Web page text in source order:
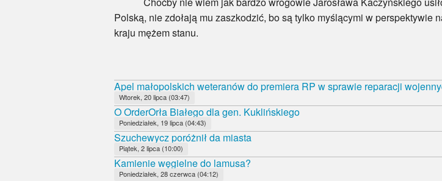
Polską, nie zdołają mu zaszkodzić, bo są tylko myślącymi w
kraju mężem stanu.
Apel małopolskich weteranów do premiera RP w sprawie reparacji
Wtorek, 20 lipca (03:47)
O OrderOrła Białego dla gen. Kuklińskiego
Poniedziałek, 19 lipca (04:43)
Szuchewycz poróżnił da miasta
Piątek, 2 lipca (10:00)
Kamienie węgielne do lamusa?
Poniedziałek, 28 czerwca (04:12)